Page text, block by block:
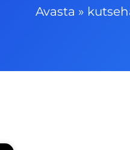
Avasta »